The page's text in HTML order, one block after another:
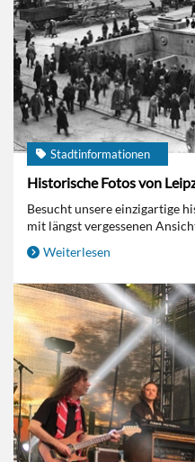
Stadtinformationen
Historische Fotos von
Besucht unsere einzigartige
mit längst vergessenen
Weiterlesen